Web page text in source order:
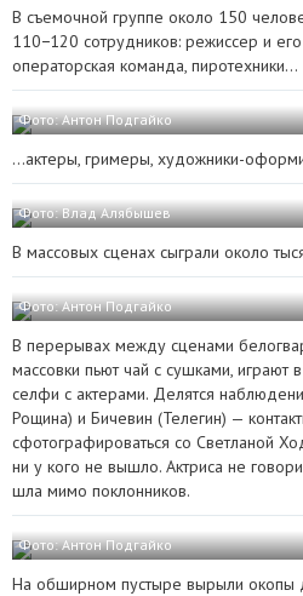
В съемочной группе около 150
110−120 сотрудников: режиссер и
операторская команда, пиротехники…
Фото: Антон Подгайко
…актеры, гримеры, художники-
Фото: Влад Алябышев
В массовых сценах сыграли около
Фото: Антон Подгайко
В перерывах между сценами
массовки пьют чай с сушками, играют
селфи с актерами. Делятся
Рощина) и Бичевин (Телегин) —
сфотографироваться со Светланой
ни у кого не вышло. Актриса не
шла мимо поклонников.
Фото: Антон Подгайко
На обширном пустыре вырыли окопы